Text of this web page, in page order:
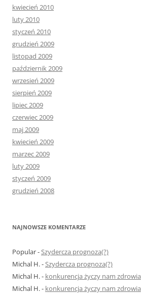
kwiecień 2010
luty 2010
styczeń 2010
grudzień 2009
listopad 2009
październik 2009
wrzesień 2009
sierpień 2009
lipiec 2009
czerwiec 2009
maj 2009
kwiecień 2009
marzec 2009
luty 2009
styczeń 2009
grudzień 2008
NAJNOWSZE KOMENTARZE
Popular-Szydercza prognoza(?)
Michal H.-Szydercza prognoza(?)
Michal H.- konkurencja życzy nam zdrowia
Michal H.- konkurencja życzy nam zdrowia